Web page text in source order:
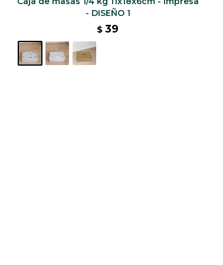
- DISEÑO 1
$ 39